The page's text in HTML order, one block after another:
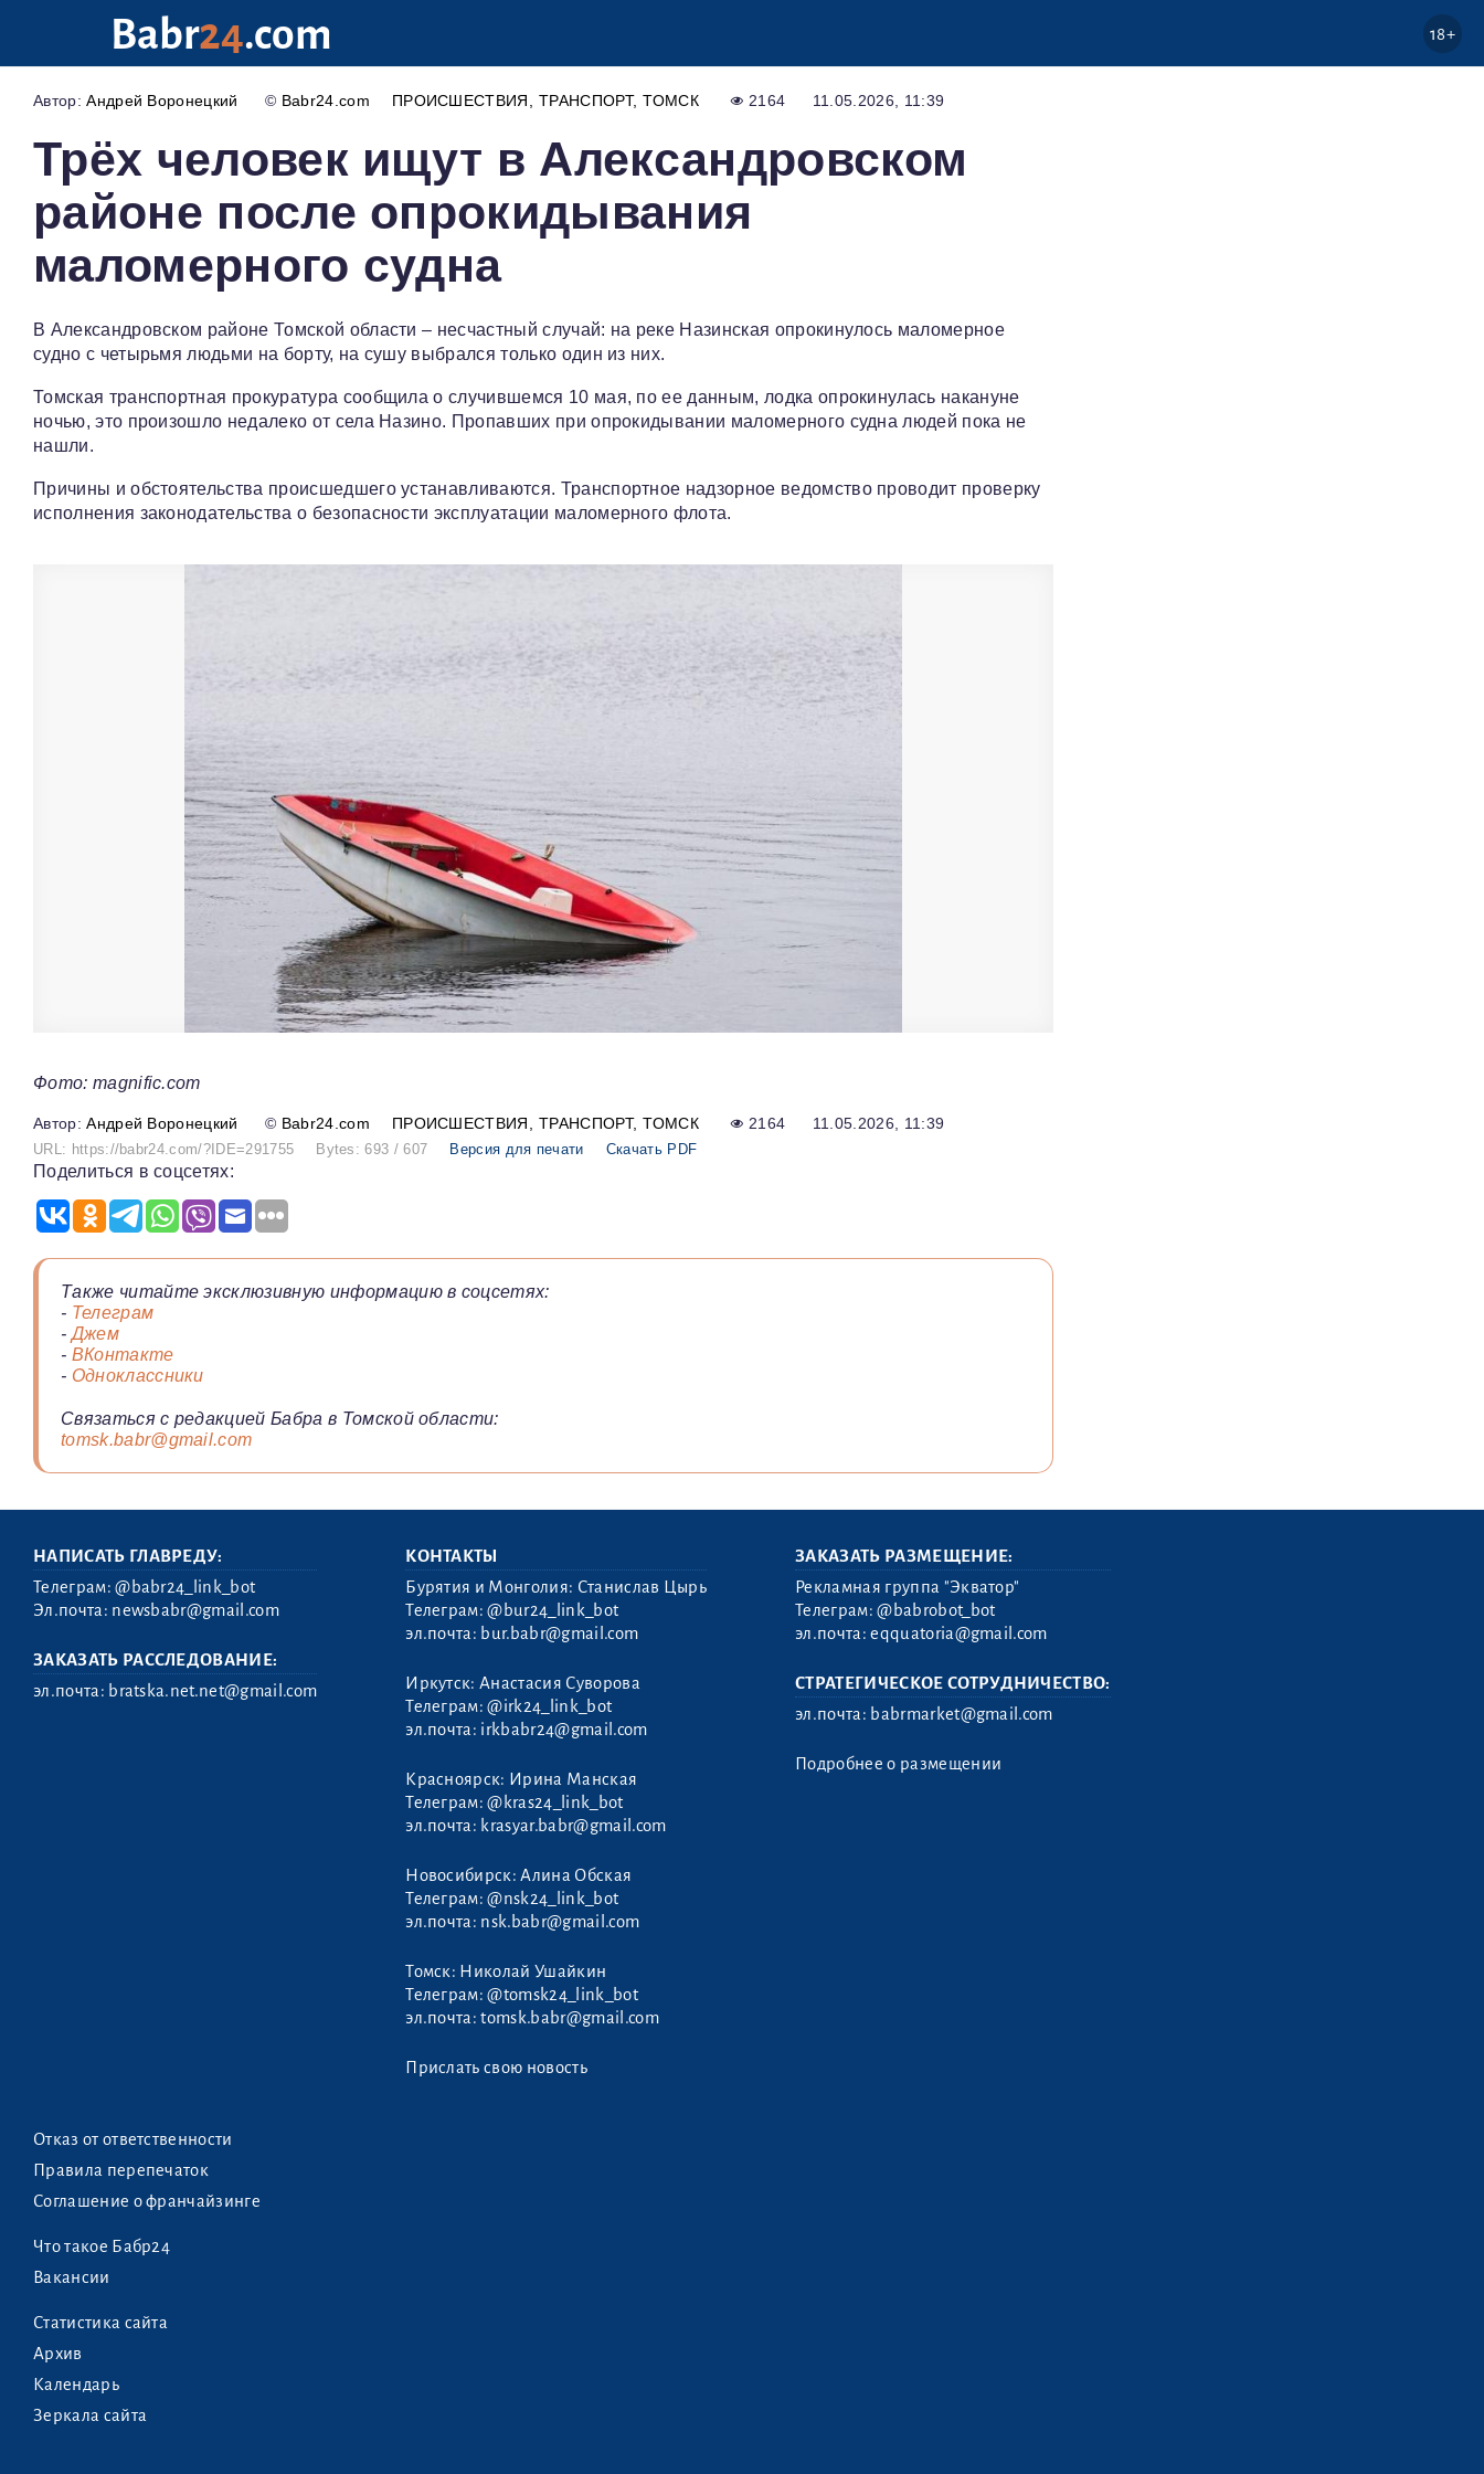
Babr24.com 18+
Андрей Воронецкий © Babr24.com ПРОИСШЕСТВИЯ ТРАНСПОРТ ТОМСК 2164 11.05.2026, 11:39
Трёх человек ищут в Александровском
районе после опрокидывания
маломерного судна
В Александровском районе Томской области – несчастный случай: на реке Назинская опрокинулось маломерное
судно с четырьмя людьми на борту, на сушу выбрался только один из них.
Томская транспортная прокуратура сообщила о случившемся 10 мая, по ее данным, лодка опрокинулась накануне
ночью, это произошло недалеко от села Назино. Пропавших при опрокидывании маломерного судна людей пока не
нашли.
Причины и обстоятельства происшедшего устанавливаются. Транспортное надзорное ведомство проводит проверку
исполнения законодательства о безопасности эксплуатации маломерного флота.
Фото: magnific.com
Андрей Воронецкий © Babr24.com ПРОИСШЕСТВИЯ ТРАНСПОРТ ТОМСК 2164 11.05.2026, 11:39
URL: https://babr24.com/?IDE=291755 Bytes: 693 / 607 Версия для печати Скачать PDF
Поделиться в соцсетях:
Также читайте эксклюзивную информацию в соцсетях:
- Телеграм
-Джем
- ВКонтакте
- Одноклассники
Связаться с редакцией Бабра в Томской области:
tomsk.babr@gmail.com
НАПИСАТЬ ГЛАВРЕДУ:
Телеграм:@babr24_link_bot
Эл.почта: newsbabr@gmail.com
ЗАКАЗАТЬ РАССЛЕДОВАНИЕ:
эл.почта: bratska.net.net@gmail.com
КОНТАКТЫ
Бурятия и Монголия: Станислав Цырь
Телеграм:@bur24_link_bot
эл.почта: bur.babr@gmail.com
Иркутск: Анастасия Суворова
Телеграм:@irk24_link_bot
эл.почта: irkbabr24@gmail.com
Красноярск: Ирина Манская
Телеграм:@kras24_link_bot
эл.почта: krasyar.babr@gmail.com
Новосибирск: Алина Обская
Телеграм:@nsk24_link_bot
эл.почта: nsk.babr@gmail.com
Томск: Николай Ушайкин
Телеграм:@tomsk24_link_bot
эл.почта:tomsk.babr@gmail.com
Прислать свою новость
ЗАКАЗАТЬ РАЗМЕЩЕНИЕ:
Рекламная группа "Экватор"
Телеграм:@babrobot_bot
эл.почта:eqquatoria@gmail.com
СТРАТЕГИЧЕСКОЕ СОТРУДНИЧЕСТВО:
эл.почта: babrmarket@gmail.com
Подробнее о размещении
Отказ от ответственности
Правила перепечаток
Соглашение о франчайзинге
Что такое Бабр24
Вакансии
Статистика сайта
Архив
Календарь
Зеркала сайта